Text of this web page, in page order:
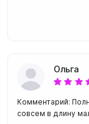
Ольга
Комментарий:
совсем в длину